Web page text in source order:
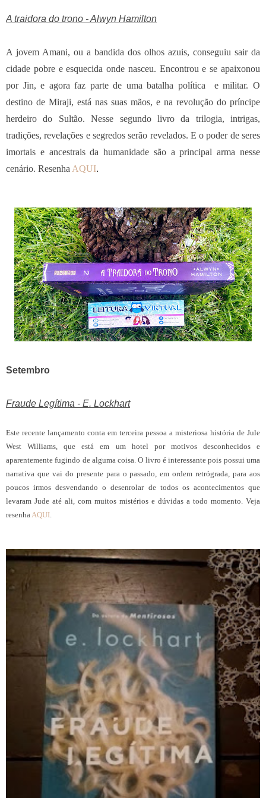
A traidora do trono - Alwyn Hamilton
A jovem Amani, ou a bandida dos olhos azuis, conseguiu sair da
cidade pobre e esquecida onde nasceu. Encontrou e se apaixonou
por Jin, e agora faz parte de uma batalha política e militar. O
destino de Miraji, está nas suas mãos, e na revolução do príncipe
herdeiro do Sultão. Nesse segundo livro da trilogia, intrigas,
tradições, revelações e segredos serão revelados. E o poder de seres
imortais e ancestrais da humanidade são a principal arma nesse
cenário. Resenha AQUI.
Setembro
Fraude Legítima - E. Lockhart
Este recente lançamento conta em terceira pessoa a misteriosa história de Jule
West Williams, que está em um hotel por motivos desconhecidos e
aparentemente fugindo de alguma coisa. O livro é interessante pois possui uma
narrativa que vai do presente para o passado, em ordem retrógrada, para aos
poucos irmos desvendando o desenrolar de todos os acontecimentos que
levaram Jude até ali, com muitos mistérios e dúvidas a todo momento. Veja
resenha AQUI